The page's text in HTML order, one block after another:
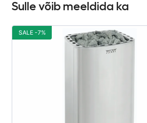
Sulle võib meeldida ka
SALE -7%